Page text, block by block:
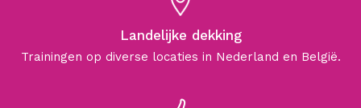
Landelijke dekking
Trainingen op diverse locaties in Nederland en België.